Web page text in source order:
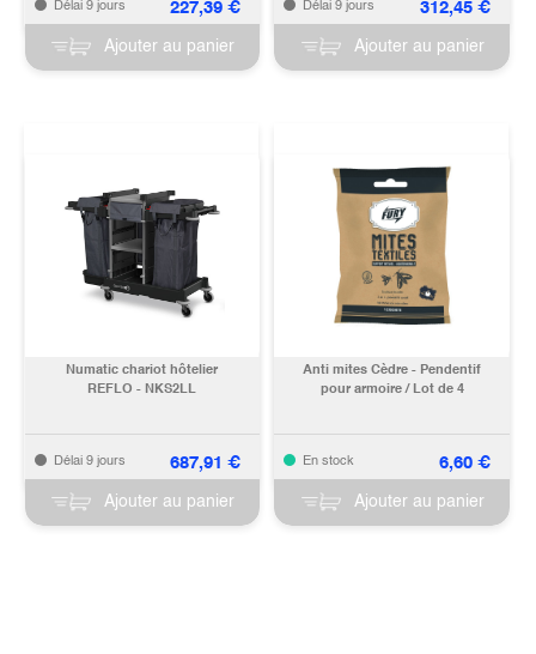
Délai 9 jours 227,39€
Ajouter au panier
Délai 9 jours 312,45€
Ajouter au panier
Numatic chariot hôtelier
REFLO - NKS2LL
Délai 9 jours 687,91 €
Ajouter au panier
Anti mites Cèdre - Pendentif
pour armoire / Lot de 4
En stock 6,60€
Ajouter au panier